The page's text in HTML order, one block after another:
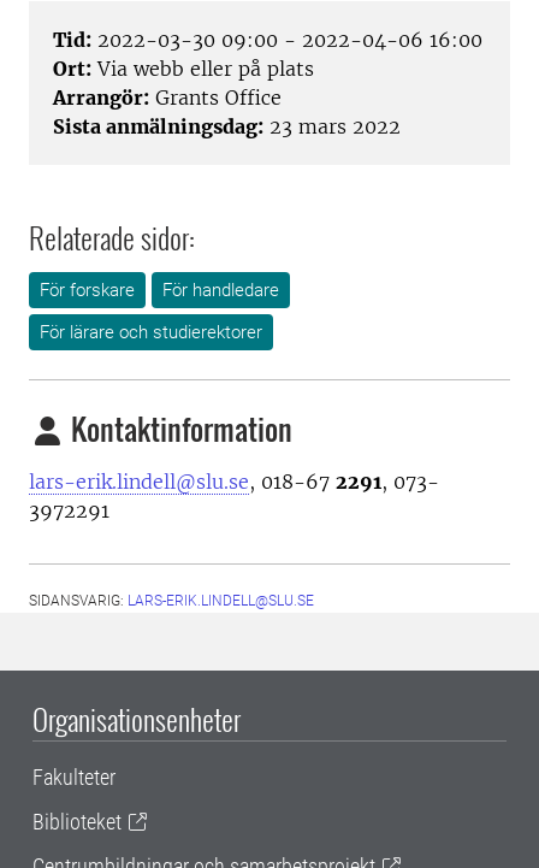
Tid: 2022-03-30 09:00 - 2022-04-06 16:00
Ort: Via webb eller på plats
Arrangör: Grants Office
Sista anmälningsdag: 23 mars 2022
Relaterade sidor:
För forskare
För handledare
För lärare och studierektorer
Kontaktinformation
lars-erik.lindell@slu.se, 018-67 2291, 073-
3972291
SIDANSVARIG: LARS-ERIK.LINDELL@SLU.SE
Organisationsenheter
Fakulteter
Biblioteket